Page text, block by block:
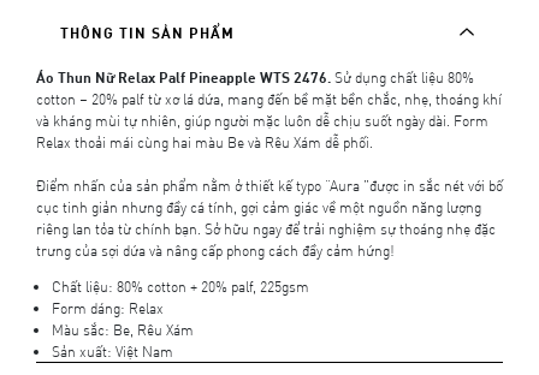
THÔNG TIN SẢN PHẨM
Áo Thun Nữ Relax Palf Pineapple WTS 2476. Sử dụng chất liệu 80%
cotton – 20% palf từ xơ lá dứa, mang đến bề mặt bền chắc, nhẹ, thoáng khí
và kháng mùi tự nhiên, giúp người mặc luôn dễ chịu suốt ngày dài. Form
Relax thoải mái cùng hai màu Be và Rêu Xám dễ phối.
Điểm nhấn của sản phẩm nằm ở thiết kế typo “Aura ”được in sắc nét với bố
cục tinh giản nhưng đầy cá tính, gợi cảm giác về một nguồn năng lượng
riêng lan tỏa từ chính bạn. Sở hữu ngay để trải nghiệm sự thoáng nhẹ đặc
trưng của sợi dứa và nâng cấp phong cách đầy cảm hứng!
Chất liệu: 80% cotton + 20% palf, 225gsm
Form dáng: Relax
Màu sắc: Be, Rêu Xám
Sản xuất: Việt Nam